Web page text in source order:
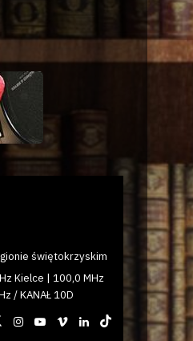
świętokrzyskim
Kielce | 100,0 MHz
/ KANAŁ 10D